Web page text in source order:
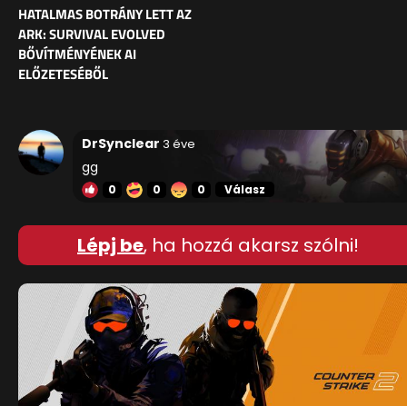
HATALMAS BOTRÁNY LETT AZ
ARK: SURVIVAL EVOLVED
BŐVÍTMÉNYÉNEK AI
ELŐZETESÉBŐL
DrSynclear 3 éve
gg
0 0 0 Válasz
Lépj be, ha hozzá akarsz szólni!